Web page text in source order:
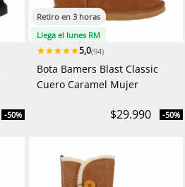
-50%
Retiro en 3 horas
Llega el lunes RM
5,0(94)
Bota Bamers Blast Classic
Cuero Caramel Mujer
$29.990 -50%